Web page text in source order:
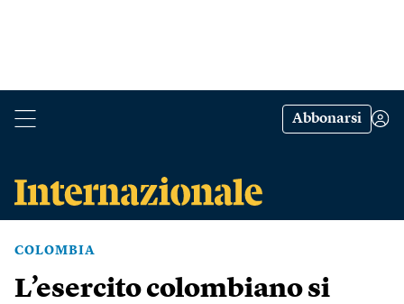
Abbonarsi
COLOMBIA
L’esercito colombiano si